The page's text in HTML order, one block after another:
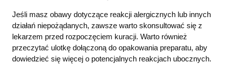
Jeśli masz obawy dotyczące reakcji alergicznych lub innych
działań niepożądanych, zawsze warto skonsultować się z
lekarzem przed rozpoczęciem kuracji. Warto również
przeczytać ulotkę dołączoną do opakowania preparatu, aby
dowiedzieć się więcej o potencjalnych reakcjach ubocznych.